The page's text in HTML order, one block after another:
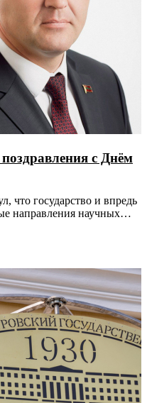
с Днём
что государство и впредь
направления научных